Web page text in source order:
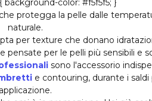
protegga la pelle dalle
naturale.
per texture che donano
per le pelli più sensibili e
sono l'accessorio
e contouring, durante i
applicazione.